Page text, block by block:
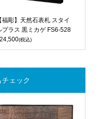
福彫】天然石表札 スタイ
プラス 黒ミカゲ FS6-528
(税込)
ェック